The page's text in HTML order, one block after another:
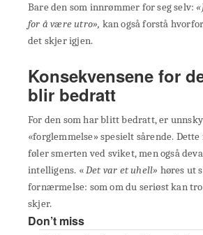
Bare den som innrømmer for seg selv:
for å være utro», kan også forstå
det skjer igjen.
Konsekvensene for
blir bedratt
For den som har blitt bedratt, er
«forglemmelse» spesielt sårende.
føler smerten ved sviket, men også
intelligens. «Det var et uhell» høres ut
fornærmelse: som om du seriøst kan
skjer.
Don’t miss